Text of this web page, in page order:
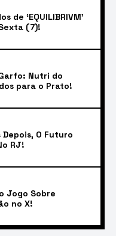
de ‘EQUILIBRIVM’
(7)!
Nutri do
para o Prato!
O Futuro
RJ!
Jogo Sobre
no X!